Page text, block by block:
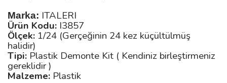
Marka: ITALERI
Ürün Kodu: I3857
Ölçek: 1/24 (Gerçeğinin 24 kez küçültülmüş
halidir)
Tipi: Plastik Demonte Kit ( Kendiniz birleştirmeniz
gereklidir )
Malzeme: Plastik